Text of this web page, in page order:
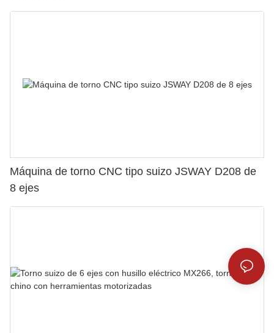
Máquina de torno CNC tipo suizo JSWAY D208 de
8 ejes